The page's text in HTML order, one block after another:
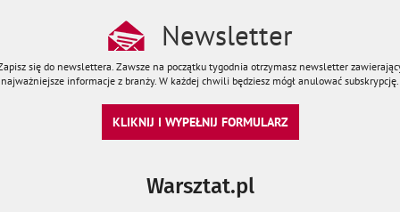
Newsletter
się do newslettera. Zawsze na początku tygodnia otrzymasz newsletter
najważniejsze informacje z branży. W każdej chwili będziesz mógł anulować subskrypcję.
KLIKNIJ I WYPEŁNIJ FORMULARZ
Warsztat.pl